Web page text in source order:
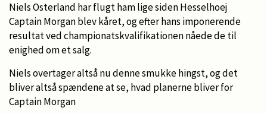
Niels Osterland har flugt ham lige siden Hesselhoej
Captain Morgan blev kåret, og efter hans imponerende
resultat ved championatskvalifikationen nåede de til
enighed om et salg.
Niels overtager altså nu denne smukke hingst, og det
bliver altså spændene at se, hvad planerne bliver for
Captain Morgan